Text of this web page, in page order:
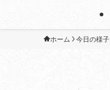
ホーム 今日の様子